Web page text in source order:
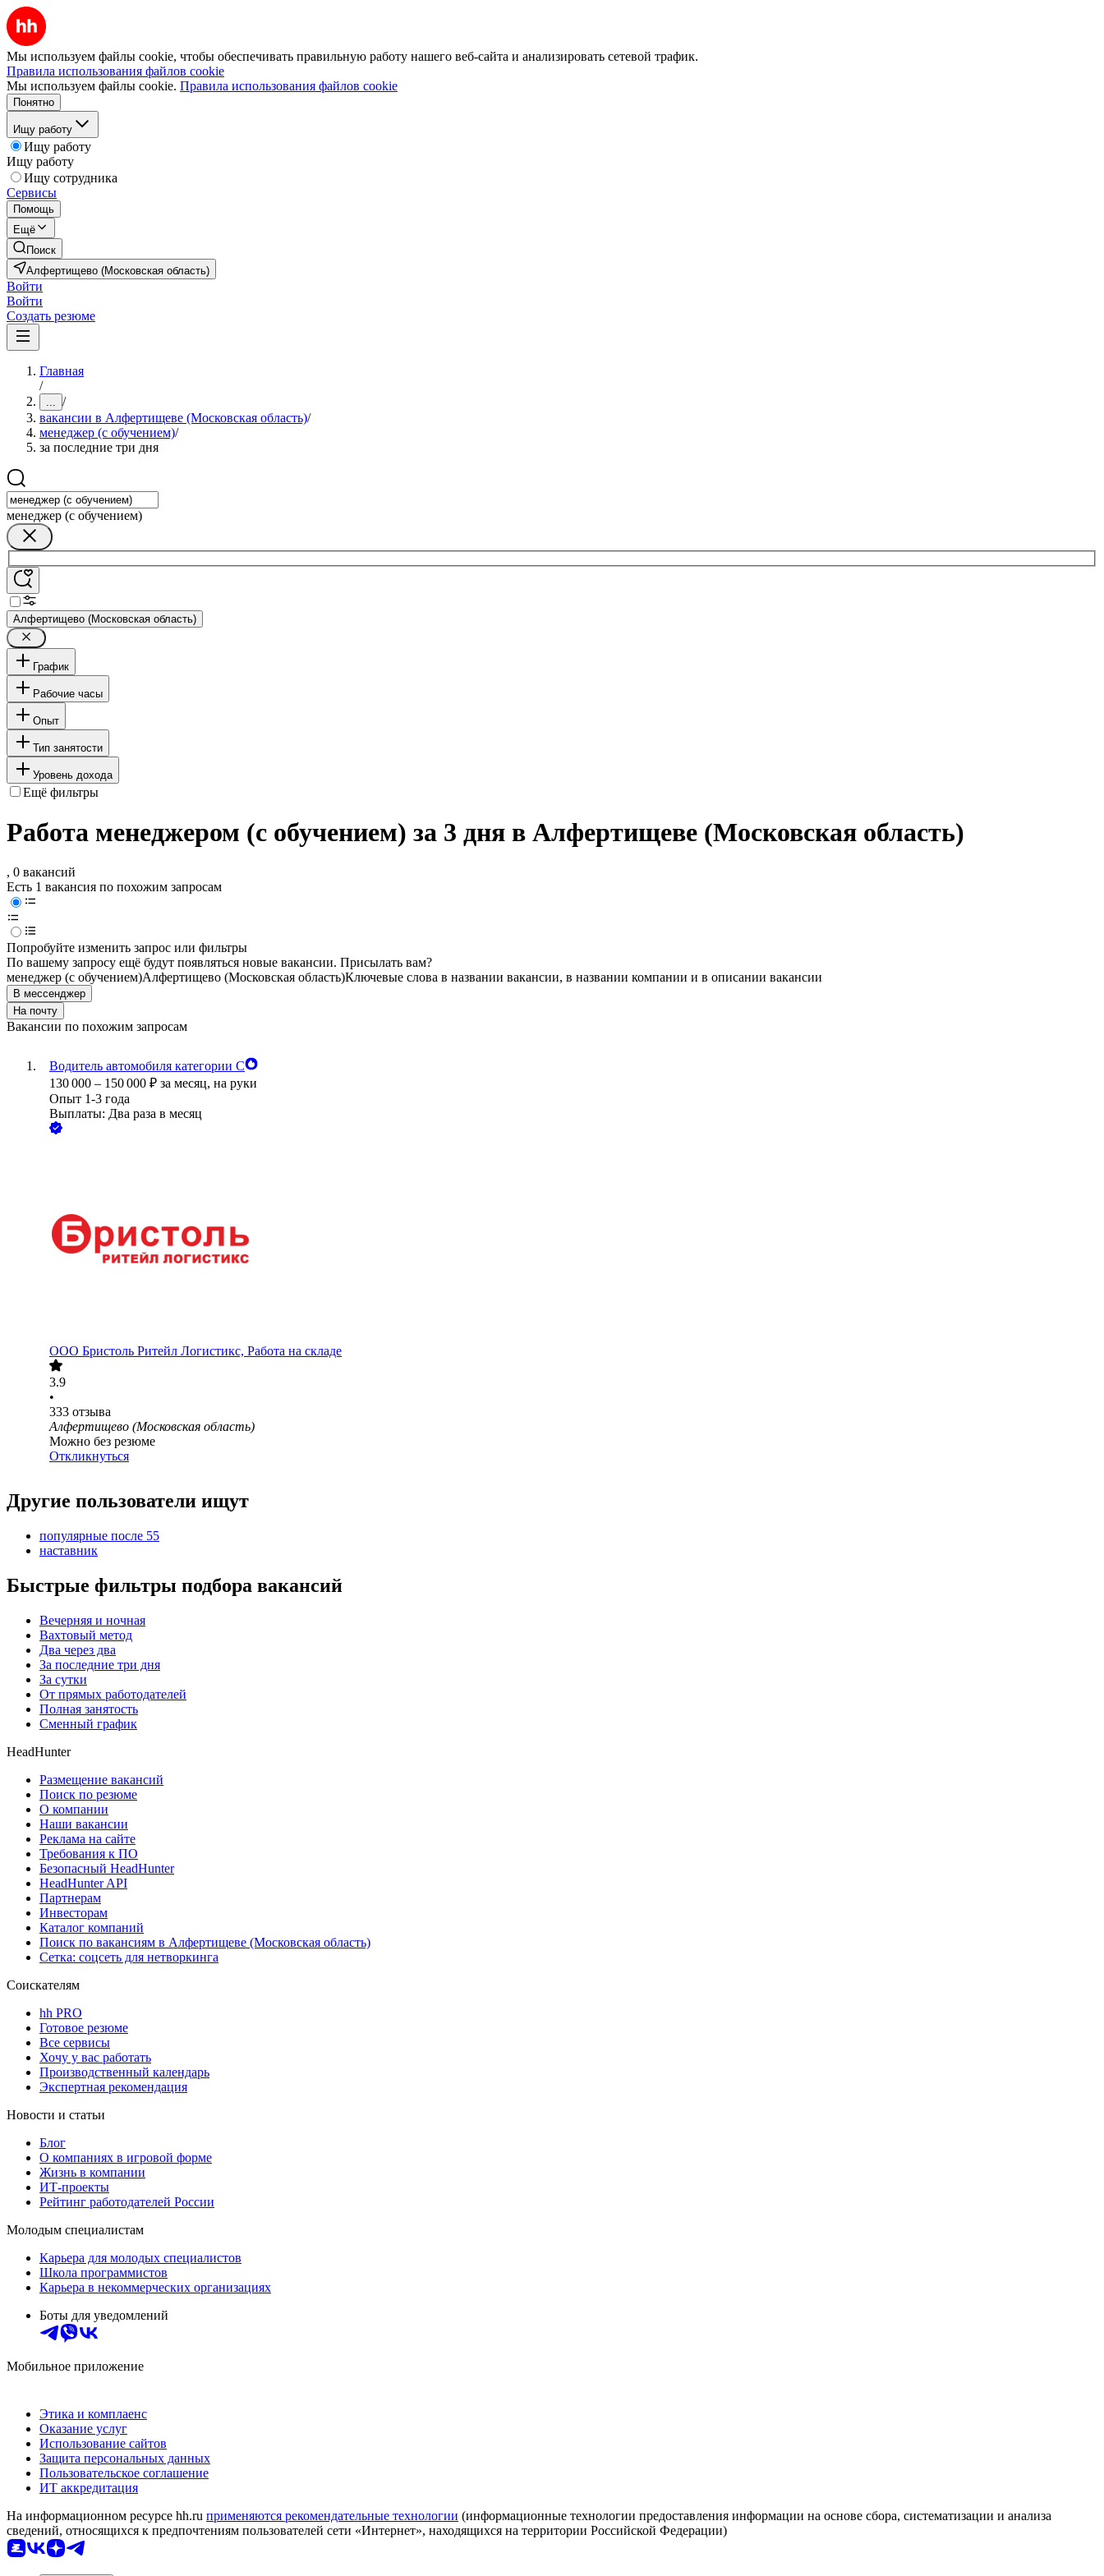
Мы используем файлы cookie, чтобы обеспечивать правильную работу нашего веб-сайта и анализировать сетевой трафик.
Правила использования файлов cookie
Мы используем файлы cookie. Правила использования файлов cookie
Понятно
Ищу работу
Ищу работу
Ищу работу
Ищу сотрудника
Сервисы
Помощь
Ещё
Поиск
Алфертищево (Московская область)
Войти
Войти
Создать резюме
Главная
/
... /
вакансии в Алфертищеве (Московская область)/
менеджер (с обучением)/
за последние три дня
менеджер (с обучением)
Алфертищево (Московская область)
График
Рабочие часы
Опыт
Тип занятости
Уровень дохода
Ещё фильтры
Работа менеджером (с обучением) за 3 дня в Алфертищеве (Московская область)
, 0 вакансий
Есть 1 вакансия по похожим запросам
Попробуйте изменить запрос или фильтры
По вашему запросу ещё будут появляться новые вакансии. Присылать вам?
менеджер (с обучением)Алфертищево (Московская область)Ключевые слова в названии вакансии, в названии компании и в описании вакансии
В мессенджер
На почту
Вакансии по похожим запросам
Водитель автомобиля категории С
130 000 – 150 000 ₽ за месяц, на руки
Опыт 1-3 года
Выплаты: Два раза в месяц
ООО Бристоль Ритейл Логистикс, Работа на складе
3.9
•
333 отзыва
Алфертищево (Московская область)
Можно без резюме
Откликнуться
Другие пользователи ищут
популярные после 55
наставник
Быстрые фильтры подбора вакансий
Вечерняя и ночная
Вахтовый метод
Два через два
За последние три дня
За сутки
От прямых работодателей
Полная занятость
Сменный график
HeadHunter
Размещение вакансий
Поиск по резюме
О компании
Наши вакансии
Реклама на сайте
Требования к ПО
Безопасный HeadHunter
HeadHunter API
Партнерам
Инвесторам
Каталог компаний
Поиск по вакансиям в Алфертищеве (Московская область)
Сетка: соцсеть для нетворкинга
Соискателям
hh PRO
Готовое резюме
Все сервисы
Хочу у вас работать
Производственный календарь
Экспертная рекомендация
Новости и статьи
Блог
О компаниях в игровой форме
Жизнь в компании
ИТ-проекты
Рейтинг работодателей России
Молодым специалистам
Карьера для молодых специалистов
Школа программистов
Карьера в некоммерческих организациях
Боты для уведомлений
Мобильное приложение
Этика и комплаенс
Оказание услуг
Использование сайтов
Защита персональных данных
Пользовательское соглашение
ИТ аккредитация
На информационном ресурсе hh.ru применяются рекомендательные технологии (информационные технологии предоставления информации на основе сбора, систематизации и анализа
сведений, относящихся к предпочтениям пользователей сети «Интернет», находящихся на территории Российской Федерации)